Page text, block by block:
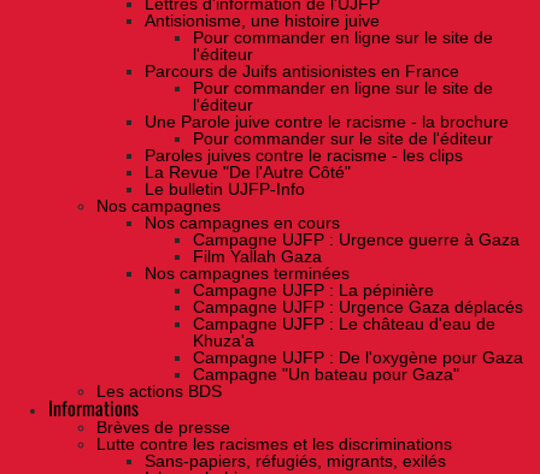
Antisionisme, une histoire juive
Pour commander en ligne sur le site de
l'éditeur
Parcours de Juifs antisionistes en France
Pour commander en ligne sur le site de
l'éditeur
Une Parole juive contre le racisme - la brochure
Pour commander sur le site de l'éditeur
Paroles juives contre le racisme - les clips
La Revue "De l'Autre Côté"
Le bulletin UJFP-Info
Nos campagnes
Nos campagnes en cours
Campagne UJFP : Urgence guerre à Gaza
Film Yallah Gaza
Nos campagnes terminées
Campagne UJFP : La pépinière
Campagne UJFP : Urgence Gaza déplacés
Campagne UJFP : Le château d'eau de
Khuza'a
Campagne UJFP : De l'oxygène pour Gaza
Campagne "Un bateau pour Gaza"
Les actions BDS
Informations
Brèves de presse
Lutte contre les racismes et les discriminations
Sans-papiers, réfugiés, migrants, exilés